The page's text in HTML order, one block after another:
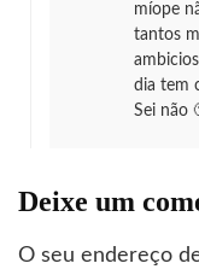
míope
tantos
dia tem
Sei não
Deixe um
O seu endereço